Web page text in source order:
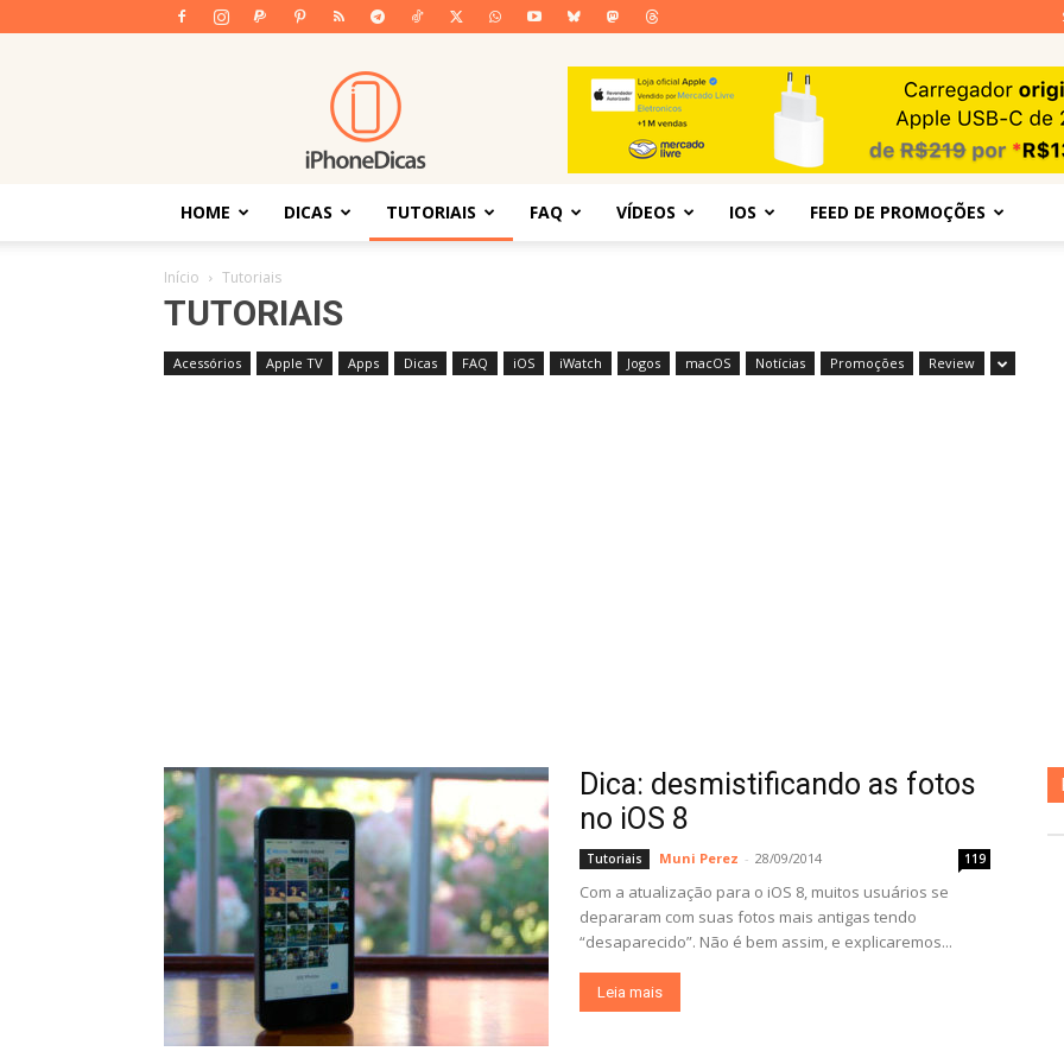
iPhoneDicas
HOME DICAS TUTORIAIS FAQ VÍDEOS IOS FEED DE PROMOÇÕES
Início Tutoriais
TUTORIAIS
Acessórios Apple TV Apps Dicas FAQ iOS iWatch Jogos macOS Notícias Promoções Review
Dica: desmistificando as fotos
no iOS 8
Tutoriais Muni Perez - 28/09/2014 119
Com a atualização para o iOS 8, muitos usuários se
depararam com suas fotos mais antigas tendo
“desaparecido”. Não é bem assim, e explicaremos...
Leia mais